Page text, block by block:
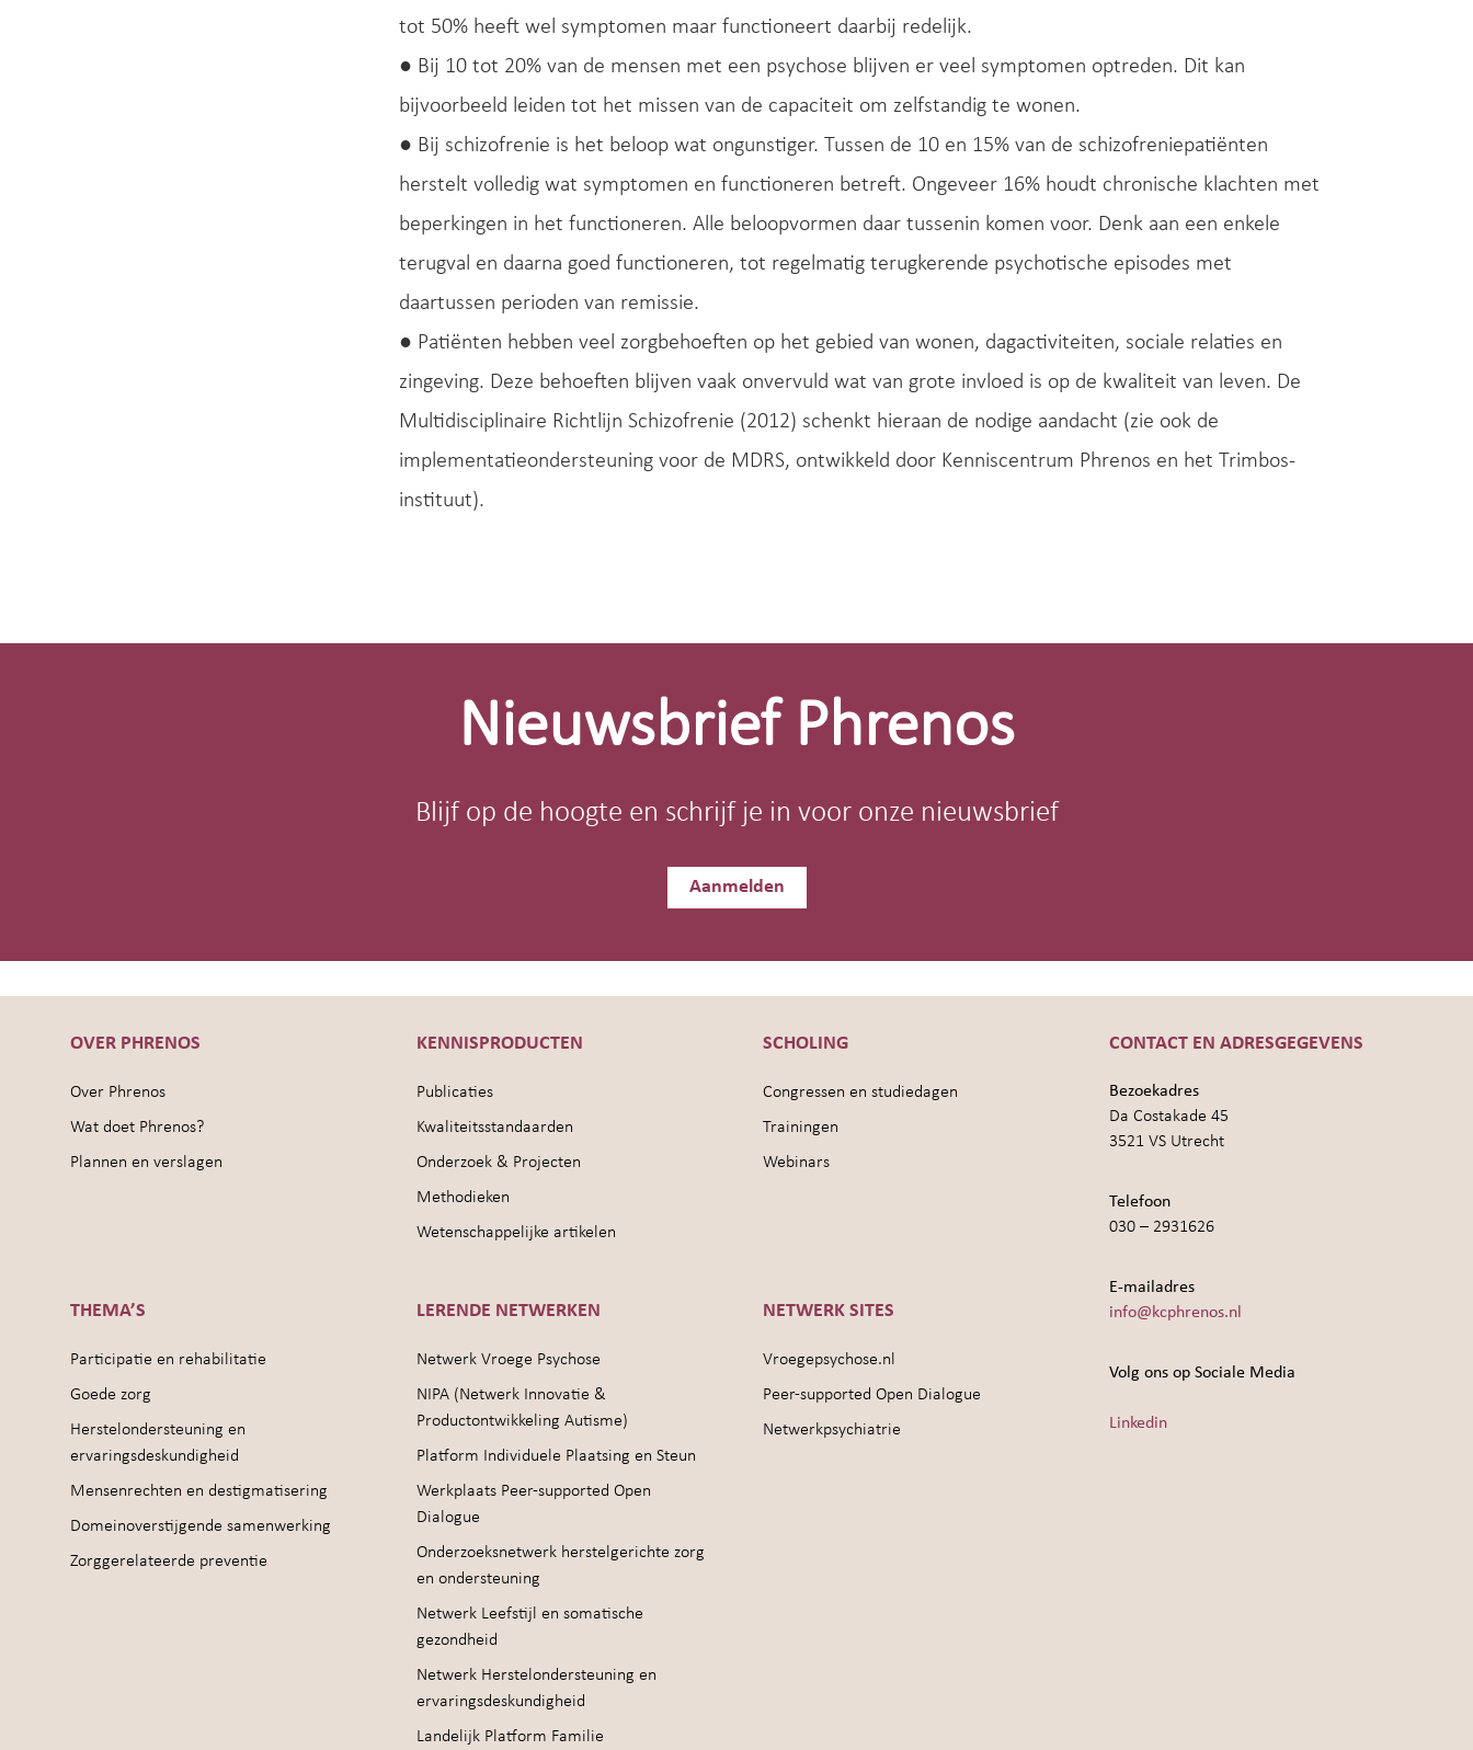
tot 50% heeft wel symptomen maar functioneert daarbij redelijk.
● Bij 10 tot 20% van de mensen met een psychose blijven er veel symptomen optreden. Dit kan
bijvoorbeeld leiden tot het missen van de capaciteit om zelfstandig te wonen.
● Bij schizofrenie is het beloop wat ongunstiger. Tussen de 10 en 15% van de schizofreniepatiënten
herstelt volledig wat symptomen en functioneren betreft. Ongeveer 16% houdt chronische klachten met
beperkingen in het functioneren. Alle beloopvormen daar tussenin komen voor. Denk aan een enkele
terugval en daarna goed functioneren, tot regelmatig terugkerende psychotische episodes met
daartussen perioden van remissie.
● Patiënten hebben veel zorgbehoeften op het gebied van wonen, dagactiviteiten, sociale relaties en
zingeving. Deze behoeften blijven vaak onvervuld wat van grote invloed is op de kwaliteit van leven. De
Multidisciplinaire Richtlijn Schizofrenie (2012) schenkt hieraan de nodige aandacht (zie ook de
implementatieondersteuning voor de MDRS, ontwikkeld door Kenniscentrum Phrenos en het Trimbos-
instituut).
footer
Nieuwsbrief Phrenos
Blijf op de hoogte en schrijf je in voor onze nieuwsbrief
Aanmelden
OVER PHRENOS
Over Phrenos
Wat doet Phrenos?
Plannen en verslagen
KENNISPRODUCTEN
Publicaties
Kwaliteitsstandaarden
Onderzoek & Projecten
Methodieken
Wetenschappelijke artikelen
SCHOLING
Congressen en studiedagen
Trainingen
Webinars
THEMA’S
Participatie en rehabilitatie
Goede zorg
Herstelondersteuning en
ervaringsdeskundigheid
Mensenrechten en destigmatisering
Domeinoverstijgende samenwerking
Zorggerelateerde preventie
LERENDE NETWERKEN
Netwerk Vroege Psychose
NIPA (Netwerk Innovatie &
Productontwikkeling Autisme)
Platform Individuele Plaatsing en Steun
Werkplaats Peer-supported Open
Dialogue
Onderzoeksnetwerk herstelgerichte zorg
en ondersteuning
Netwerk Leefstijl en somatische
gezondheid
Netwerk Herstelondersteuning en
ervaringsdeskundigheid
Landelijk Platform Familie
NETWERK SITES
Vroegepsychose.nl
Peer-supported Open Dialogue
Netwerkpsychiatrie
CONTACT EN ADRESGEGEVENS
Bezoekadres
Da Costakade 45
3521 VS Utrecht
Telefoon
030 – 2931626
E-mailadres
info@kcphrenos.nl
Volg ons op Sociale Media
Linkedin